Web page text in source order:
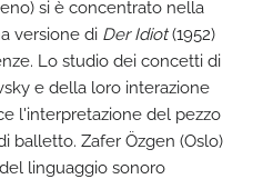
si è concentrato nella
versione di Der Idiot(1952)
Lo studio dei concetti di
e della loro interazione
l'interpretazione del pezzo
balletto. Zafer Özgen (Oslo)
linguaggio sonoro